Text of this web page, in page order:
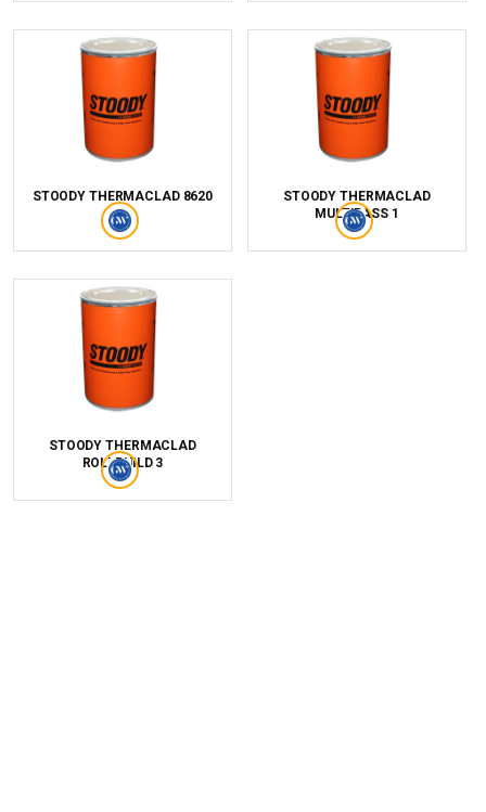
STOODY THERMACLAD 8620
STOODY THERMACLAD
MULTIPASS 1
STOODY THERMACLAD
ROLLBUILD 3